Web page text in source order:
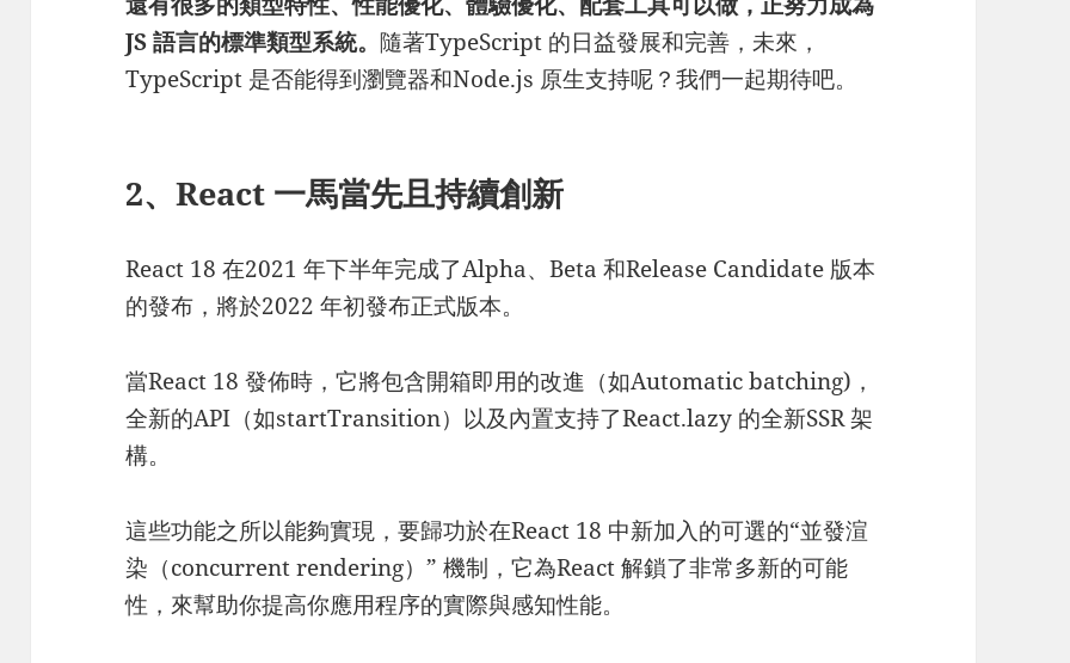
JS 語言的標準類型系統。隨著TypeScript 的日益發展和完善，未來，
TypeScript 是否能得到瀏覽器和Node.js 原生支持呢？我們一起期待吧。
2、React 一馬當先且持續創新
React 18 在2021 年下半年完成了Alpha、Beta 和Release Candidate 版本
的發布，將於2022 年初發布正式版本。
當React 18 發佈時，它將包含開箱即用的改進（如Automatic batching)，
全新的API（如startTransition）以及內置支持了React.lazy 的全新SSR 架
構。
這些功能之所以能夠實現，要歸功於在React 18 中新加入的可選的“並發渲
染（concurrent rendering）” 機制，它為React 解鎖了非常多新的可能
性，來幫助你提高你應用程序的實際與感知性能。